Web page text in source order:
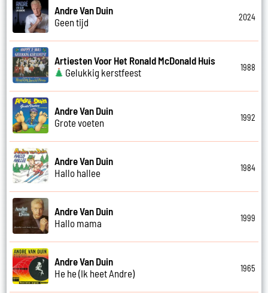
Andre Van Duin
Geen tijd
2024
Artiesten Voor Het Ronald McDonald Huis
Gelukkig kerstfeest
1988
Andre Van Duin
Grote voeten
1992
Andre Van Duin
Hallo hallee
1984
Andre Van Duin
Hallo mama
1999
Andre Van Duin
He he (Ik heet Andre)
1965